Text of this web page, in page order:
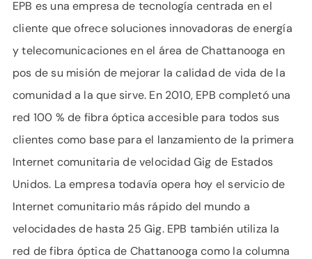
EPB es una empresa de tecnología centrada en el
cliente que ofrece soluciones innovadoras de energía
y telecomunicaciones en el área de Chattanooga en
pos de su misión de mejorar la calidad de vida de la
comunidad a la que sirve. En 2010, EPB completó una
red 100 % de fibra óptica accesible para todos sus
clientes como base para el lanzamiento de la primera
Internet comunitaria de velocidad Gig de Estados
Unidos. La empresa todavía opera hoy el servicio de
Internet comunitario más rápido del mundo a
velocidades de hasta 25 Gig. EPB también utiliza la
red de fibra óptica de Chattanooga como la columna